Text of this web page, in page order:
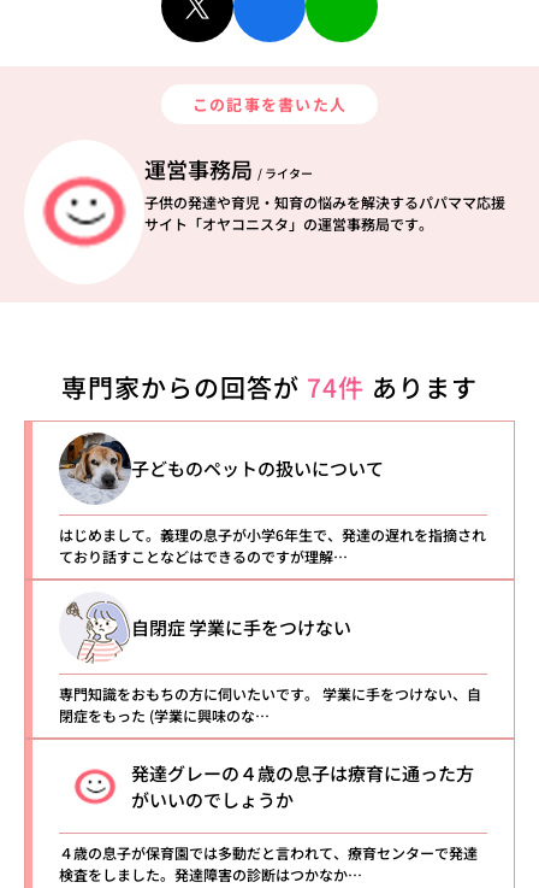
この記事を書いた人
運営事務局 / ライター
子供の発達や育児・知育の悩みを解決するパパママ応援
サイト「オヤコニスタ」の運営事務局です。
専門家からの回答が 74件 あります
子どものペットの扱いについて
はじめまして。義理の息子が小学6年生で、発達の遅れを指摘され
ており話すことなどはできるのですが理解…
自閉症 学業に手をつけない
専門知識をおもちの方に伺いたいです。 学業に手をつけない、自
閉症をもった (学業に興味のな…
発達グレーの４歳の息子は療育に通った方
がいいのでしょうか
４歳の息子が保育園では多動だと言われて、療育センターで発達
検査をしました。発達障害の診断はつかなか…